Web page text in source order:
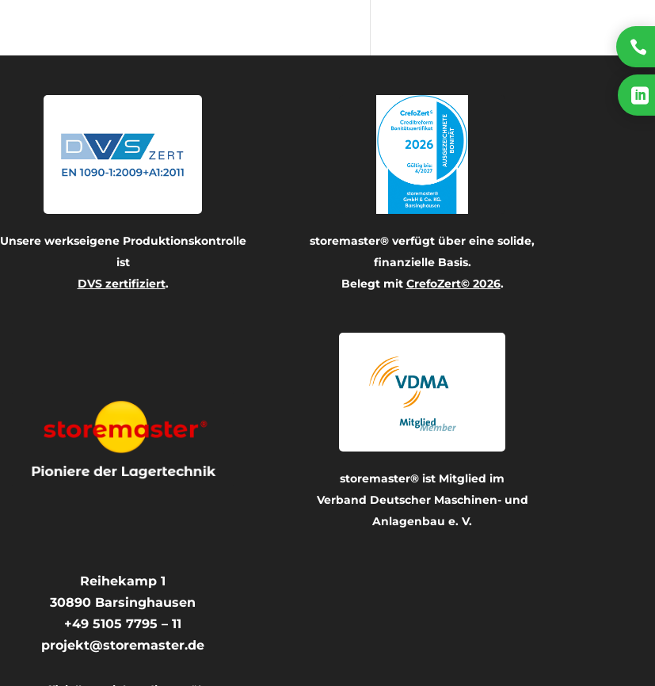
Unsere werkseigene Produktionskontrolle
ist
DVS zertifiziert.
storemaster® verfügt über eine solide,
finanzielle Basis.
Belegt mit CrefoZert© 2026.
storemaster® ist Mitglied im
Verband Deutscher Maschinen- und
Anlagenbau e. V.
Reihekamp 1
30890 Barsinghausen
+49 5105 7795 – 11
projekt@storemaster.de

